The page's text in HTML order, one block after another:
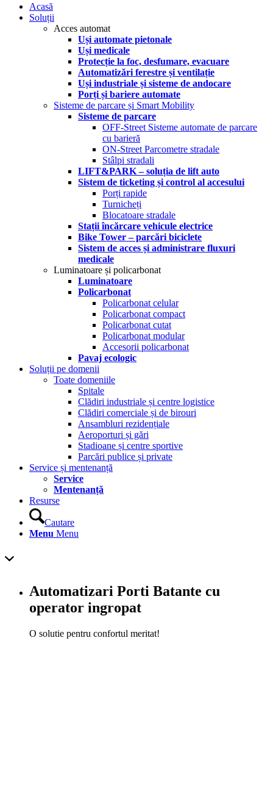
Acasă
Soluții
Acces automat
Uși automate pietonale
Uși medicale
Protecție la foc, desfumare, evacuare
Automatizări ferestre și ventilație
Uși industriale și sisteme de andocare
Porți și bariere automate
Sisteme de parcare și Smart Mobility
Sisteme de parcare
OFF-Street Sisteme automate de parcare
cu barieră
ON-Street Parcometre stradale
Stâlpi stradali
LIFT&PARK – soluția de lift auto
Sistem de ticketing și control al accesului
Porți rapide
Turnicheți
Blocatoare stradale
Stații încărcare vehicule electrice
Bike Tower – parcări biciclete
Sistem de acces și administrare fluxuri
medicale
Luminatoare și policarbonat
Luminatoare
Policarbonat
Policarbonat celular
Policarbonat compact
Policarbonat cutat
Policarbonat modular
Accesorii policarbonat
Pavaj ecologic
Soluții pe domenii
Toate domeniile
Spitale
Clădiri industriale și centre logistice
Clădiri comerciale și de birouri
Ansambluri rezidențiale
Aeroporturi și gări
Stadioane și centre sportive
Parcări publice și private
Service și mentenanță
Service
Mentenanță
Resurse
Cautare
Menu Menu
Automatizari Porti Batante cu
operator ingropat
O solutie pentru confortul meritat!